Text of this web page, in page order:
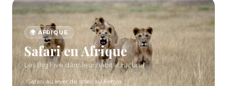
🌍 AFRIQUE
Safari en Afrique
Les Big Five dans leur habitat naturel
Safari au lever du soleil au Kenya